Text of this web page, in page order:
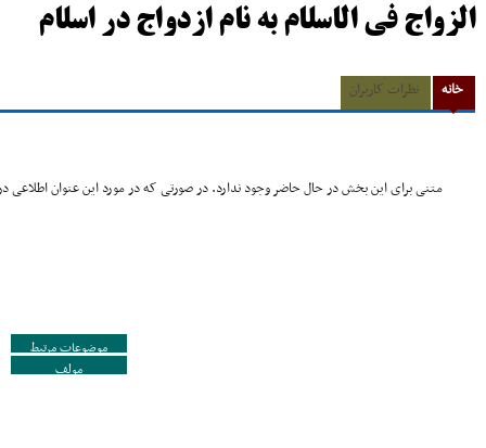
الزواج فى الاسلام به نام ازدواج در اسلام
خانه نظرات کاربران
متنی برای این بخش در حال حاضر وجود ندارد. در صورتی که در مورد این عنوان اطلاعی
موضوعات مرتبط
مولف